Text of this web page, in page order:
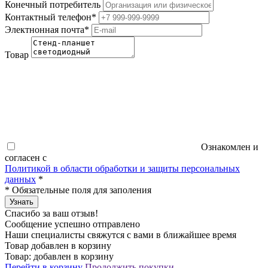
Конечный потребитель
Контактный телефон*
Электнонная почта*
Товар
Ознакомлен и
согласен с
Политикой в области обработки и защиты персональных
данных *
* Обязательные поля для заполения
Узнать
Спасибо за ваш отзыв!
Сообщение успешно отправлено
Наши специалисты свяжутся с вами в ближайшее время
Товар добавлен в корзину
Товар: добавлен в корзину